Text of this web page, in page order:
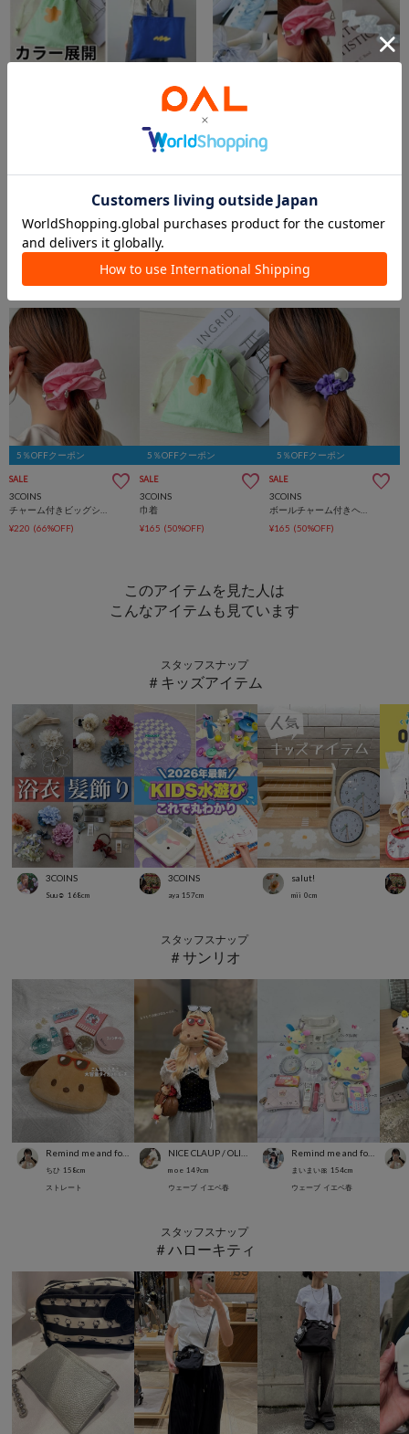
【新商品】4/13〜HAPPY🌈アイテム
5％OFFクーポン
SALE
3COINS
¥220 (66%OFF)
5％OFFクーポン
SALE
3COINS
巾着
¥165 (50%OFF)
5％OFFクーポン
SALE
3COINS
¥165 (50%OFF)
このアイテムを見た人は
こんなアイテムも見ています
スタッフスナップ
＃キッズアイテム
3COINS
Suu☺︎ 168cm
3COINS
aya 157cm
salut!
mii 0cm
スタッフスナップ
＃サンリオ
ちひ 158cm
ストレート
m o e 149cm
ウェーブ イエベ春
Remind me and forever
まいまい🎀 154cm
ウェーブ イエベ春
スタッフスナップ
＃ハローキティ